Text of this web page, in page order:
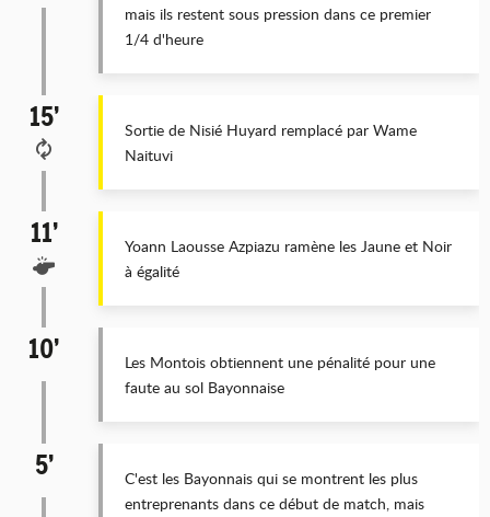
mais ils restent sous pression dans ce premier
1/4 d'heure
15’
Sortie de Nisié Huyard remplacé par Wame
Naituvi
11’
Yoann Laousse Azpiazu ramène les Jaune et Noir
à égalité
10’
Les Montois obtiennent une pénalité pour une
faute au sol Bayonnaise
5’
C'est les Bayonnais qui se montrent les plus
entreprenants dans ce début de match, mais